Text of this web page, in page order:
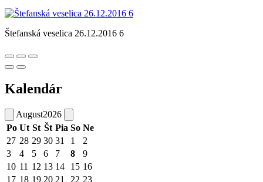
Štefanská veselica 26.12.2016 6
Kalendár
August2026
Po Ut St Št Pia So Ne
27 28 29 30 31 1
2
3
4 5 6 7 8
9
10 11 12 13 14 15 16
17 18 19 20 21 22 23